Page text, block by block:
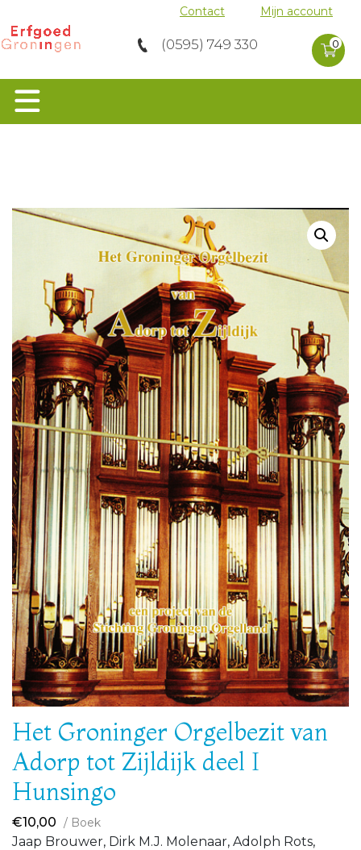
Contact Mijn account
(0595) 749 330 0
Molens
Archeologie
van Adorp tot Zijldijk deel I Hunsingo
Het Groninger Orgelbezit van
Adorp tot Zijldijk deel I
Hunsingo
€10,00 / Boek
Jaap Brouwer, Dirk M.J. Molenaar, Adolph Rots,